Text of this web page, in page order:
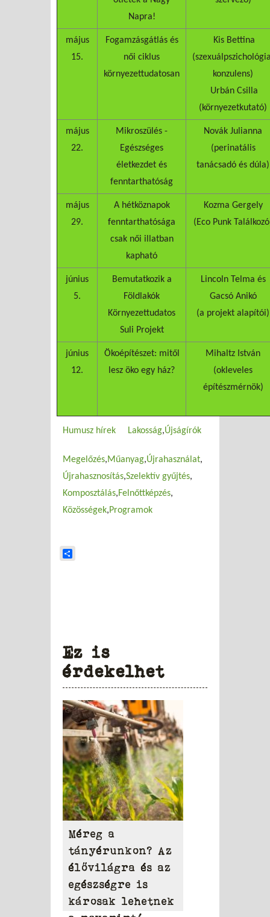
Napra!
május
15.
Fogamzásgátlás és
női ciklus
környezettudatosan
Kis Bettina
konzulens)
Urbán Csilla
(környezetkutató)
május
22.
Mikroszülés -
Egészséges
életkezdet és
fenntarthatóság
Novák Julianna
(perinatális
tanácsadó és dúla)
május
29.
A hétköznapok
fenntarthatósága
csak női illatban
kapható
Kozma Gergely
(Eco Punk
június
5.
Bemutatkozik a
Földlakók
Környezettudatos
Suli Projekt
Lincoln Telma és
Gacsó Anikó
(a projekt alapítói)
június
12.
Ökoépítészet: mitől
lesz öko egy ház?
Mihaltz István
(okleveles
építészmérnök)
Humusz hírek Lakosság Újságírók
Megelőzés Műanyag Újrahasználat
Újrahasznosítás Szelektív gyűjtés
Komposztálás Felnőttképzés
Közösségek Programok
Ez is
érdekelhet
Méreg a
tányérunkon? Az
élővilágra és az
egészségre is
károsak lehetnek